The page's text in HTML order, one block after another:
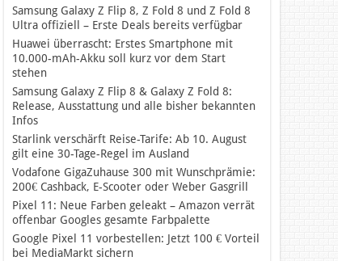
Samsung Galaxy Z Flip 8, Z Fold 8 und Z Fold 8
Ultra offiziell – Erste Deals bereits verfügbar
Huawei überrascht: Erstes Smartphone mit
10.000-mAh-Akku soll kurz vor dem Start
stehen
Samsung Galaxy Z Flip 8 & Galaxy Z Fold 8:
Release, Ausstattung und alle bisher bekannten
Infos
Starlink verschärft Reise-Tarife: Ab 10. August
gilt eine 30-Tage-Regel im Ausland
Vodafone GigaZuhause 300 mit Wunschprämie:
200€ Cashback, E-Scooter oder Weber Gasgrill
Pixel 11: Neue Farben geleakt – Amazon verrät
offenbar Googles gesamte Farbpalette
Google Pixel 11 vorbestellen: Jetzt 100 € Vorteil
bei MediaMarkt sichern